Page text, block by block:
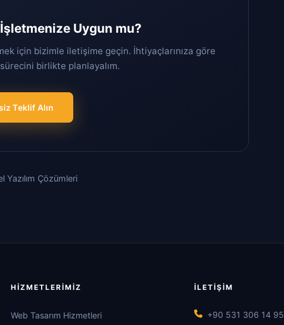
İşletmenize Uygun mu?
için bizimle iletişime geçin. İhtiyaçlarınıza göre
birlikte planlayalım.
Teklif Alın
Yazılım Çözümleri
HIZMETLERIMIZ
Web Tasarım Hizmetleri
İLETIŞIM
+90 531 306 14 95